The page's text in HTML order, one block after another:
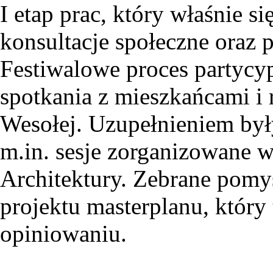
I etap prac, który właśnie
konsultacje społeczne
Festiwalowe proces
spotkania z mieszkańcami i
Wesołej. Uzupełnieniem
m.in. sesje zorganizowane
Architektury. Zebrane
projektu masterplanu, który
opiniowaniu.